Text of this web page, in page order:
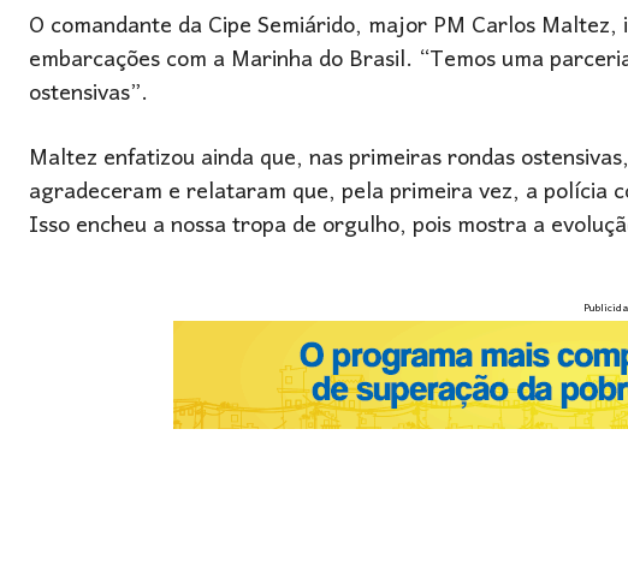
O comandante da Cipe Semiárido, major PM Carlos
embarcações com a Marinha do Brasil. “Temos uma
ostensivas”.
Maltez enfatizou ainda que, nas primeiras rondas
agradeceram e relataram que, pela primeira vez, a polícia
Isso encheu a nossa tropa de orgulho, pois mostra a